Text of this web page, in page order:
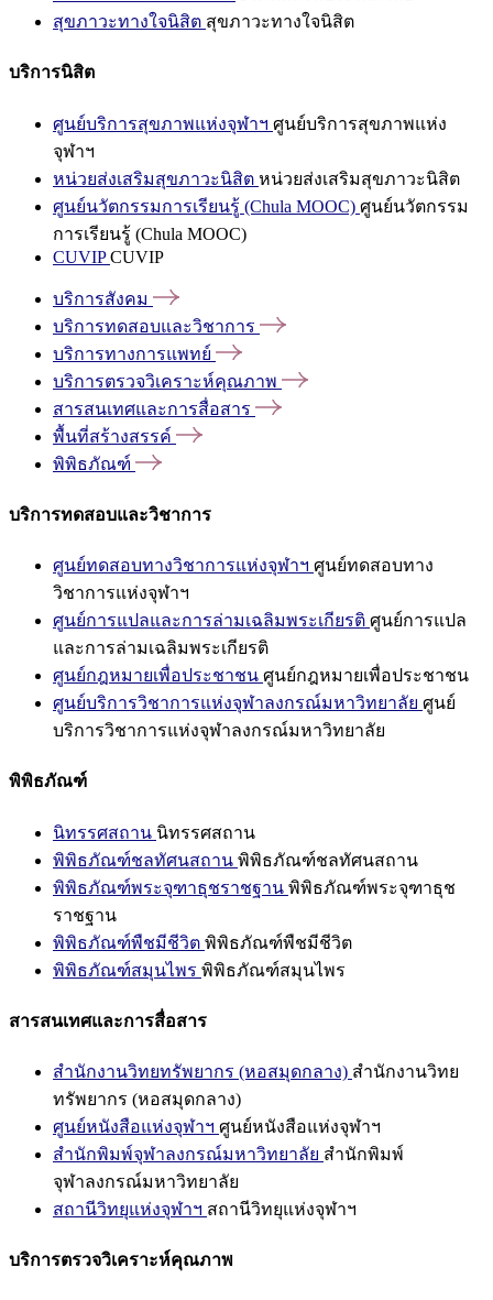
สุขภาวะทางใจนิสิต สุขภาวะทางใจนิสิต
บริการนิสิต
ศูนย์บริการสุขภาพแห่งจุฬาฯ ศูนย์บริการสุขภาพแห่ง
จุฬาฯ
หน่วยส่งเสริมสุขภาวะนิสิต หน่วยส่งเสริมสุขภาวะนิสิต
ศูนย์นวัตกรรมการเรียนรู้ (Chula MOOC) ศูนย์นวัตกรรม
การเรียนรู้ (Chula MOOC)
CUVIPCUVIP
บริการสังคม
บริการทดสอบและวิชาการ
บริการทางการแพทย์
บริการตรวจวิเคราะห์คุณภาพ
สารสนเทศและการสื่อสาร
พื้นที่สร้างสรรค์
พิพิธภัณฑ์
บริการทดสอบและวิชาการ
ศูนย์ทดสอบทางวิชาการแห่งจุฬาฯ ศูนย์ทดสอบทาง
วิชาการแห่งจุฬาฯ
ศูนย์การแปลและการล่ามเฉลิมพระเกียรติ ศูนย์การแปล
และการล่ามเฉลิมพระเกียรติ
ศูนย์กฎหมายเพื่อประชาชน ศูนย์กฎหมายเพื่อประชาชน
ศูนย์บริการวิชาการแห่งจุฬาลงกรณ์มหาวิทยาลัย ศูนย์
บริการวิชาการแห่งจุฬาลงกรณ์มหาวิทยาลัย
พิพิธภัณฑ์
นิทรรศสถาน นิทรรศสถาน
พิพิธภัณฑ์ชลทัศนสถาน พิพิธภัณฑ์ชลทัศนสถาน
พิพิธภัณฑ์พระจุฑาธุชราชฐาน พิพิธภัณฑ์พระจุฑาธุช
ราชฐาน
พิพิธภัณฑ์พืชมีชีวิต พิพิธภัณฑ์พืชมีชีวิต
พิพิธภัณฑ์สมุนไพร พิพิธภัณฑ์สมุนไพร
สารสนเทศและการสื่อสาร
สำนักงานวิทยทรัพยากร (หอสมุดกลาง) สำนักงานวิทย
ทรัพยากร (หอสมุดกลาง)
ศูนย์หนังสือแห่งจุฬาฯ ศูนย์หนังสือแห่งจุฬาฯ
สำนักพิมพ์จุฬาลงกรณ์มหาวิทยาลัย สำนักพิมพ์
จุฬาลงกรณ์มหาวิทยาลัย
สถานีวิทยุแห่งจุฬาฯ สถานีวิทยุแห่งจุฬาฯ
บริการตรวจวิเคราะห์คุณภาพ